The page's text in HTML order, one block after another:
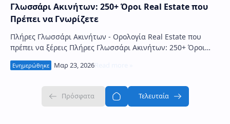
Γλωσσάρι Ακινήτων: 250+ Όροι Real Estate που
Πρέπει να Γνωρίζετε
Πλήρες Γλωσσάρι Ακινήτων - Ορολογία Real Estate που
πρέπει να ξέρεις Πλήρες Γλωσσάρι Ακινήτων: 250+ Όροι